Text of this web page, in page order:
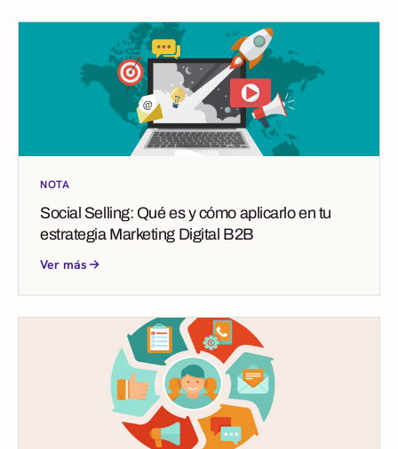
NOTA
Social Selling: Qué es y cómo aplicarlo en tu
estrategia Marketing Digital B2B
Ver más